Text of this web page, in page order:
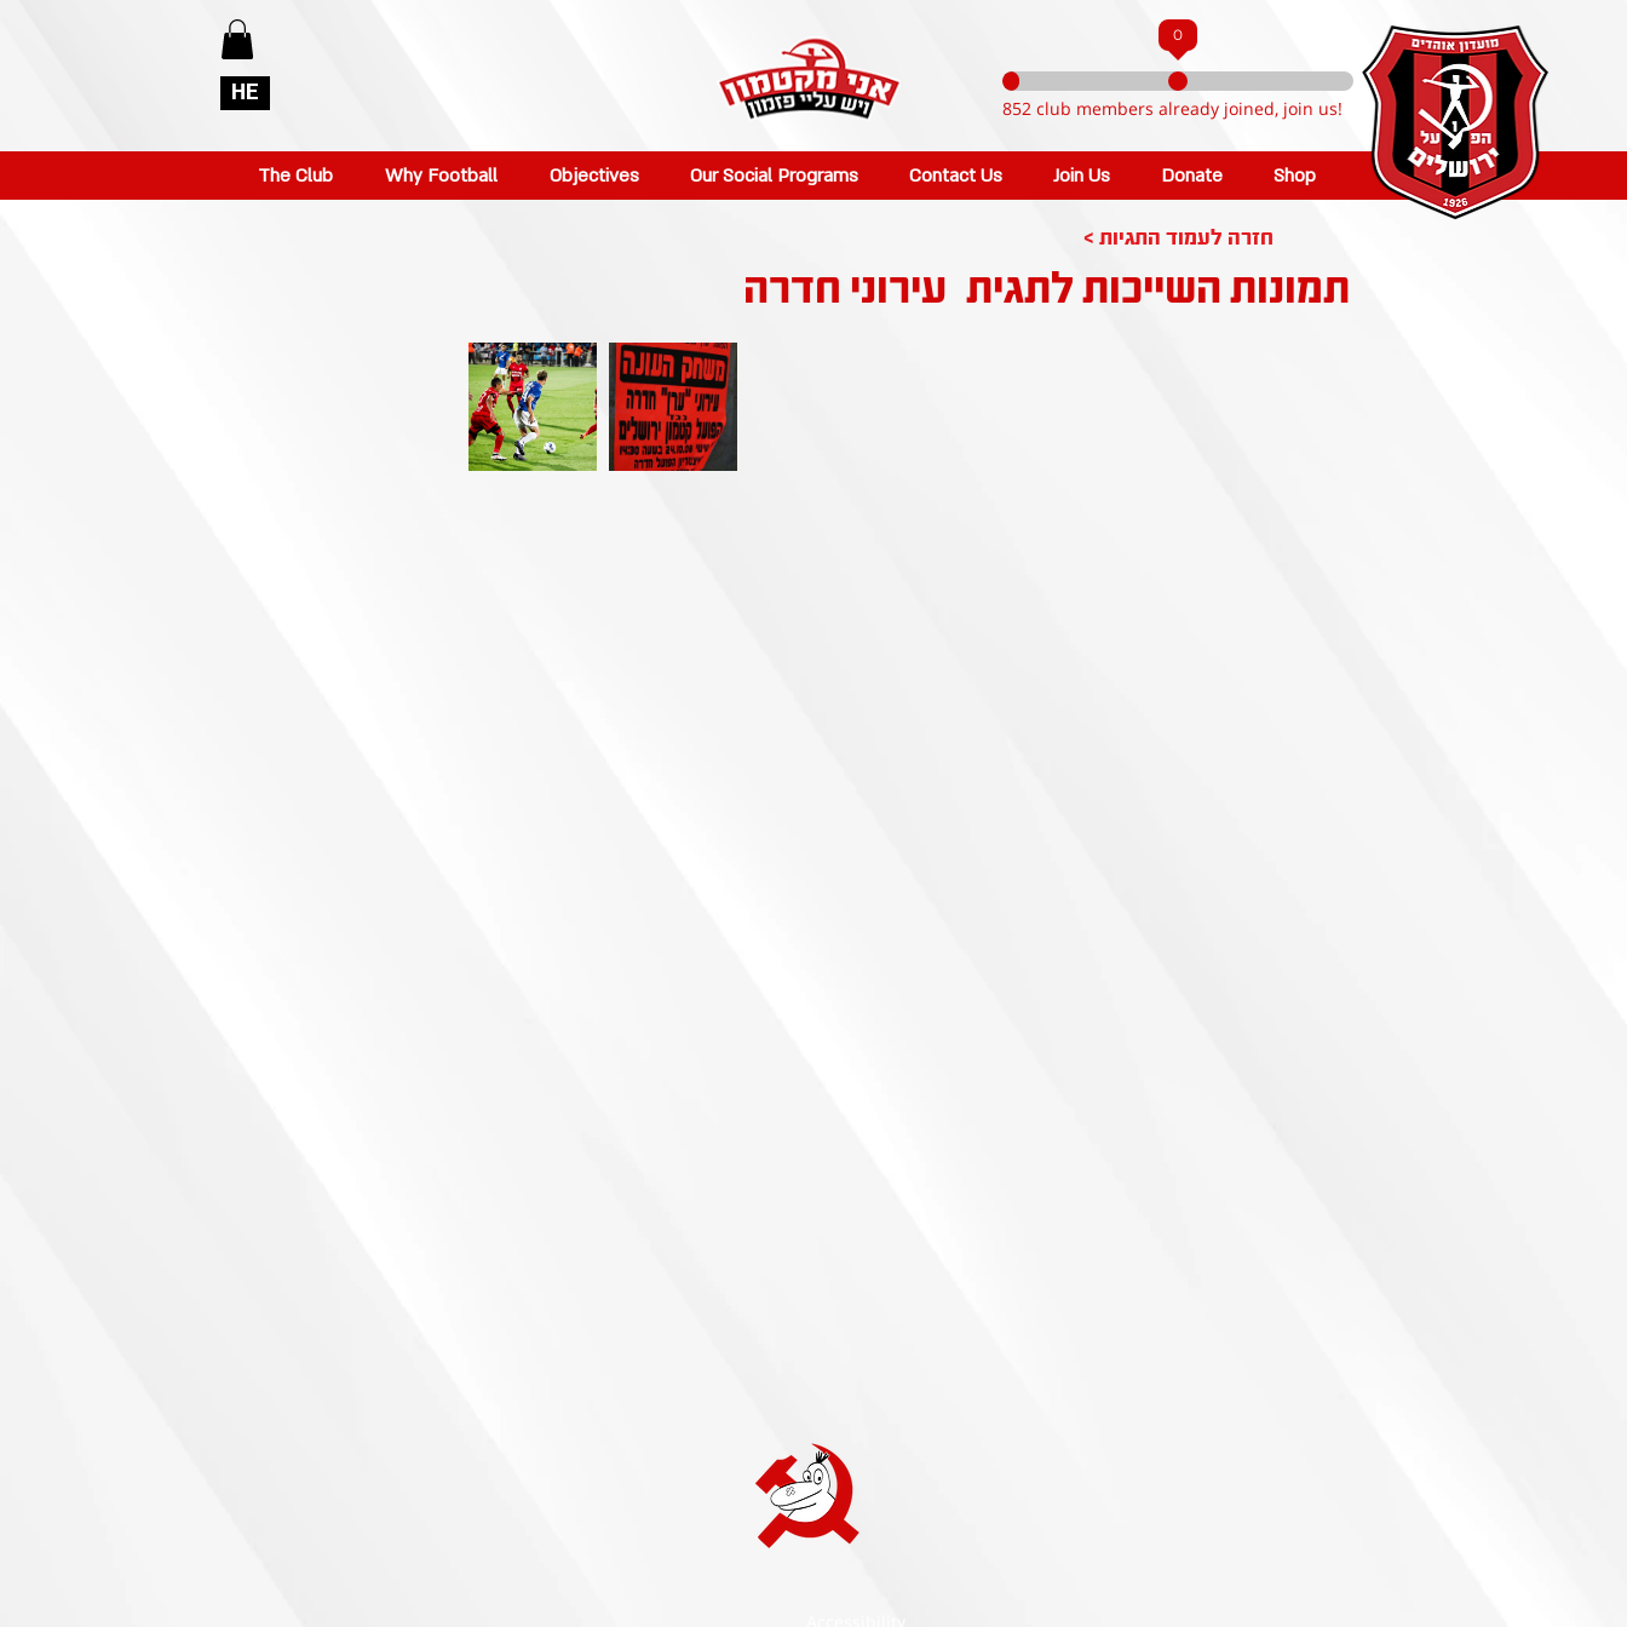
HE
0
852 club members already joined, join us!
The Club Why Football Objectives Our Social Programs Contact Us Join Us Donate Shop
< חזרה לעמוד התגיות
עירוני חדרה תמונות השייכות לתגית